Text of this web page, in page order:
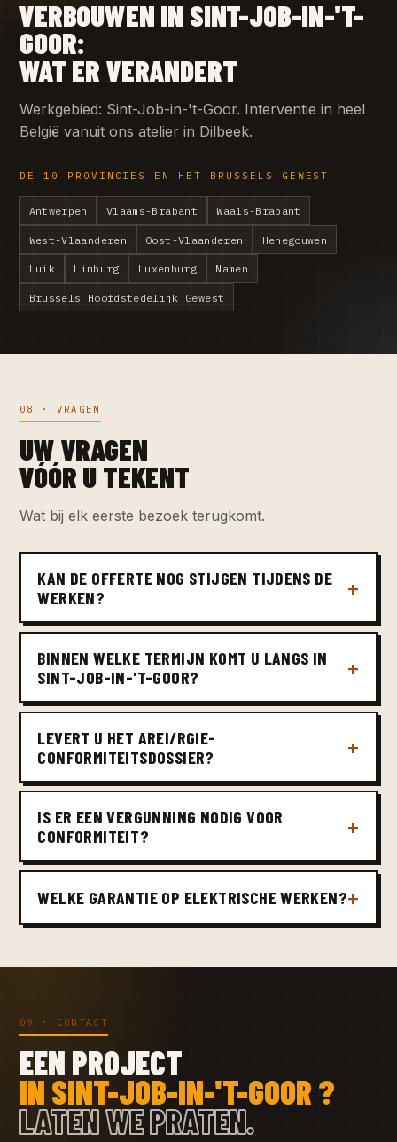
VERBOUWEN IN SINT-JOB-IN-'T-
GOOR:
WAT ER VERANDERT
Werkgebied: Sint-Job-in-'t-Goor. Interventie in heel
België vanuit ons atelier in Dilbeek.
DE 10 PROVINCIES EN HET BRUSSELS GEWEST
Antwerpen Vlaams-Brabant Waals-Brabant
West-Vlaanderen Oost-Vlaanderen Henegouwen
Luik Limburg Luxemburg Namen
Brussels Hoofdstedelijk Gewest
08 · VRAGEN
UW VRAGEN
VÓÓR U TEKENT
Wat bij elk eerste bezoek terugkomt.
KAN DE OFFERTE NOG STIJGEN TIJDENS DE
WERKEN?
BINNEN WELKE TERMIJN KOMT U LANGS IN
SINT-JOB-IN-'T-GOOR?
LEVERT U HET AREI/RGIE-
CONFORMITEITSDOSSIER?
IS ER EEN VERGUNNING NODIG VOOR
CONFORMITEIT?
WELKE GARANTIE OP ELEKTRISCHE WERKEN?
09 · CONTACT
EEN PROJECT
IN SINT-JOB-IN-'T-GOOR ?
LATEN WE PRATEN.